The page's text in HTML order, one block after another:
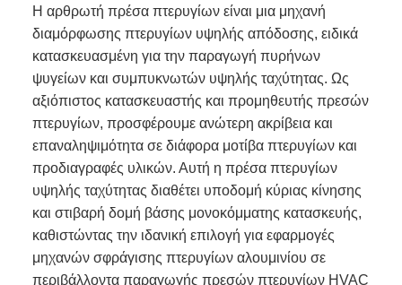
Η αρθρωτή πρέσα πτερυγίων είναι μια μηχανή
διαμόρφωσης πτερυγίων υψηλής απόδοσης, ειδικά
κατασκευασμένη για την παραγωγή πυρήνων
ψυγείων και συμπυκνωτών υψηλής ταχύτητας. Ως
αξιόπιστος κατασκευαστής και προμηθευτής πρεσών
πτερυγίων, προσφέρουμε ανώτερη ακρίβεια και
επαναληψιμότητα σε διάφορα μοτίβα πτερυγίων και
προδιαγραφές υλικών. Αυτή η πρέσα πτερυγίων
υψηλής ταχύτητας διαθέτει υποδομή κύριας κίνησης
και στιβαρή δομή βάσης μονοκόμματης κατασκευής,
καθιστώντας την ιδανική επιλογή για εφαρμογές
μηχανών σφράγισης πτερυγίων αλουμινίου σε
περιβάλλοντα παραγωγής πρεσών πτερυγίων HVAC